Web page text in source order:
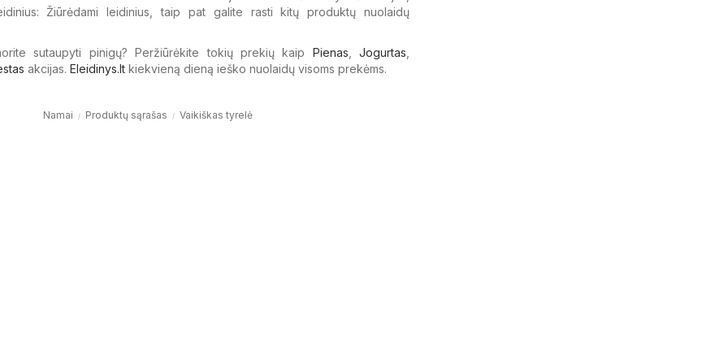
Žiūrėdami leidinius, taip pat galite rasti kitų produktų nuolaidų
sutaupyti pinigų? Peržiūrėkite tokių prekių kaip Pienas ,Jogurtas
akcijas. Eleidinys.lt kiekvieną dieną ieško nuolaidų visoms prekėms.
Namai Produktų sąrašas Vaikiškas tyrelė